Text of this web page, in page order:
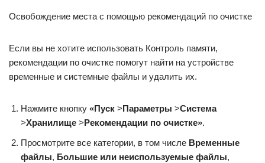
Освобождение места с помощью рекомендаций по очистке
Если вы не хотите использовать Контроль памяти,
рекомендации по очистке помогут найти на устройстве
временные и системные файлы и удалить их.
Нажмите кнопку «Пуск >Параметры >Система
>Хранилище >Рекомендации по очистке».
Просмотрите все категории, в том числе Временные
файлы, Большие или неиспользуемые файлы,